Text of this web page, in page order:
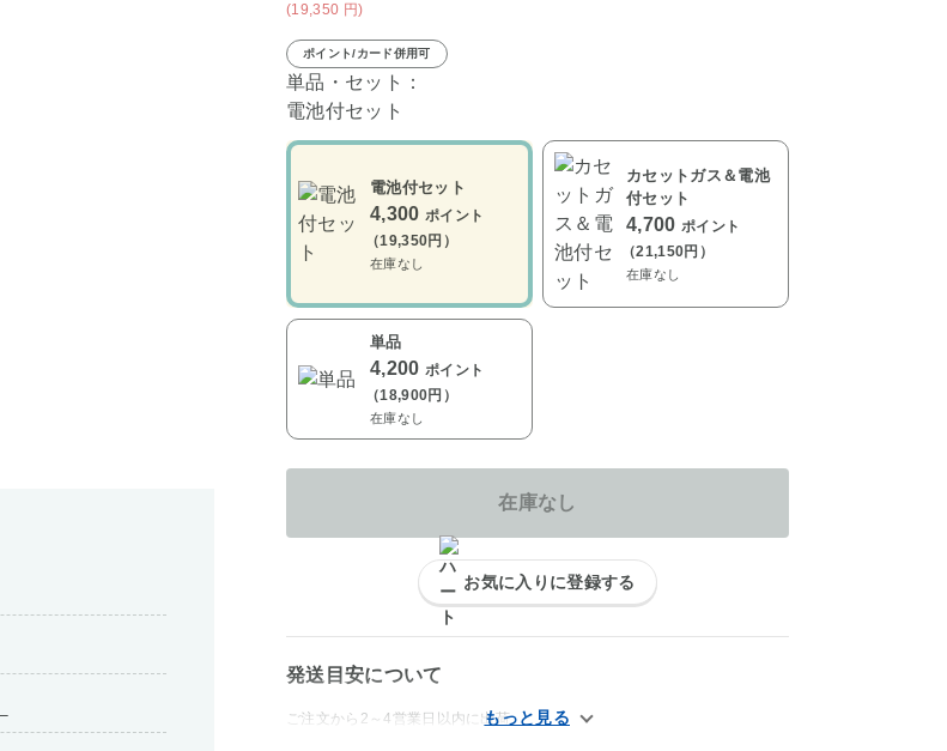
(19,350 円)
ポイント/カード併用可
単品・セット：
電池付セット
電池付セット
4,300 ポイント
（19,350円）
在庫なし
カセットガス＆電池
付セット
4,700 ポイント
（21,150円）
在庫なし
単品
4,200 ポイント
（18,900円）
在庫なし
在庫なし
お気に入りに登録する
発送目安について
ご注文から2～4営業日以内に出荷